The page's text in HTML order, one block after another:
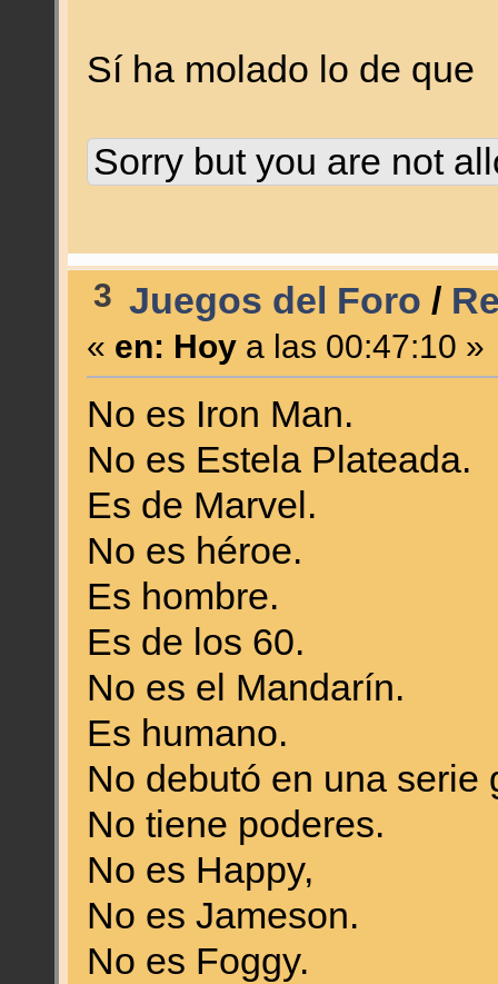
Sí ha molado lo de que
Sorry but you are not
3 Juegos del Foro /
« en: Hoya las 00:47:10 »
No es Iron Man.
No es Estela Plateada.
Es de Marvel.
No es héroe.
Es hombre.
Es de los 60.
No es el Mandarín.
Es humano.
No debutó en una serie
No tiene poderes.
No es Happy,
No es Jameson.
No es Foggy.